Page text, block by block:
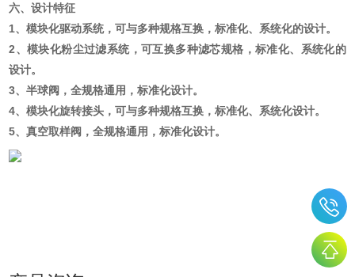
六、设计特征
1、模块化驱动系统，可与多种规格互换，标准化、系统化的设计。
2、模块化粉尘过滤系统，可互换多种滤芯规格，标准化、系统化的
设计。
3、半球阀，全规格通用，标准化设计。
4、模块化旋转接头，可与多种规格互换，标准化、系统化设计。
5、真空取样阀，全规格通用，标准化设计。